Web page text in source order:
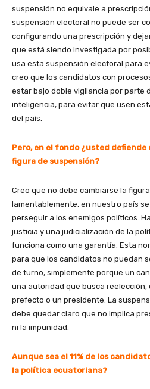
suspensión no equivale a
suspensión electoral no puede ser
configurando una prescripción y
que está siendo investigada por
usa esta suspensión electoral para
creo que los candidatos con
estar bajo doble vigilancia por parte
inteligencia, para evitar que usen
del país.
Pero, en el fondo ¿usted defiende
figura de suspensión?
Creo que no debe cambiarse la
lamentablemente, en nuestro país
perseguir a los enemigos políticos.
justicia y una judicialización de la
funciona como una garantía. Esta
para que los candidatos no puedan
de turno, simplemente porque un
una autoridad que busca reelección,
prefecto o un presidente. La
debe quedar claro que no implica
ni la impunidad.
Aunque sea el 11% de los
la política ecuatoriana?